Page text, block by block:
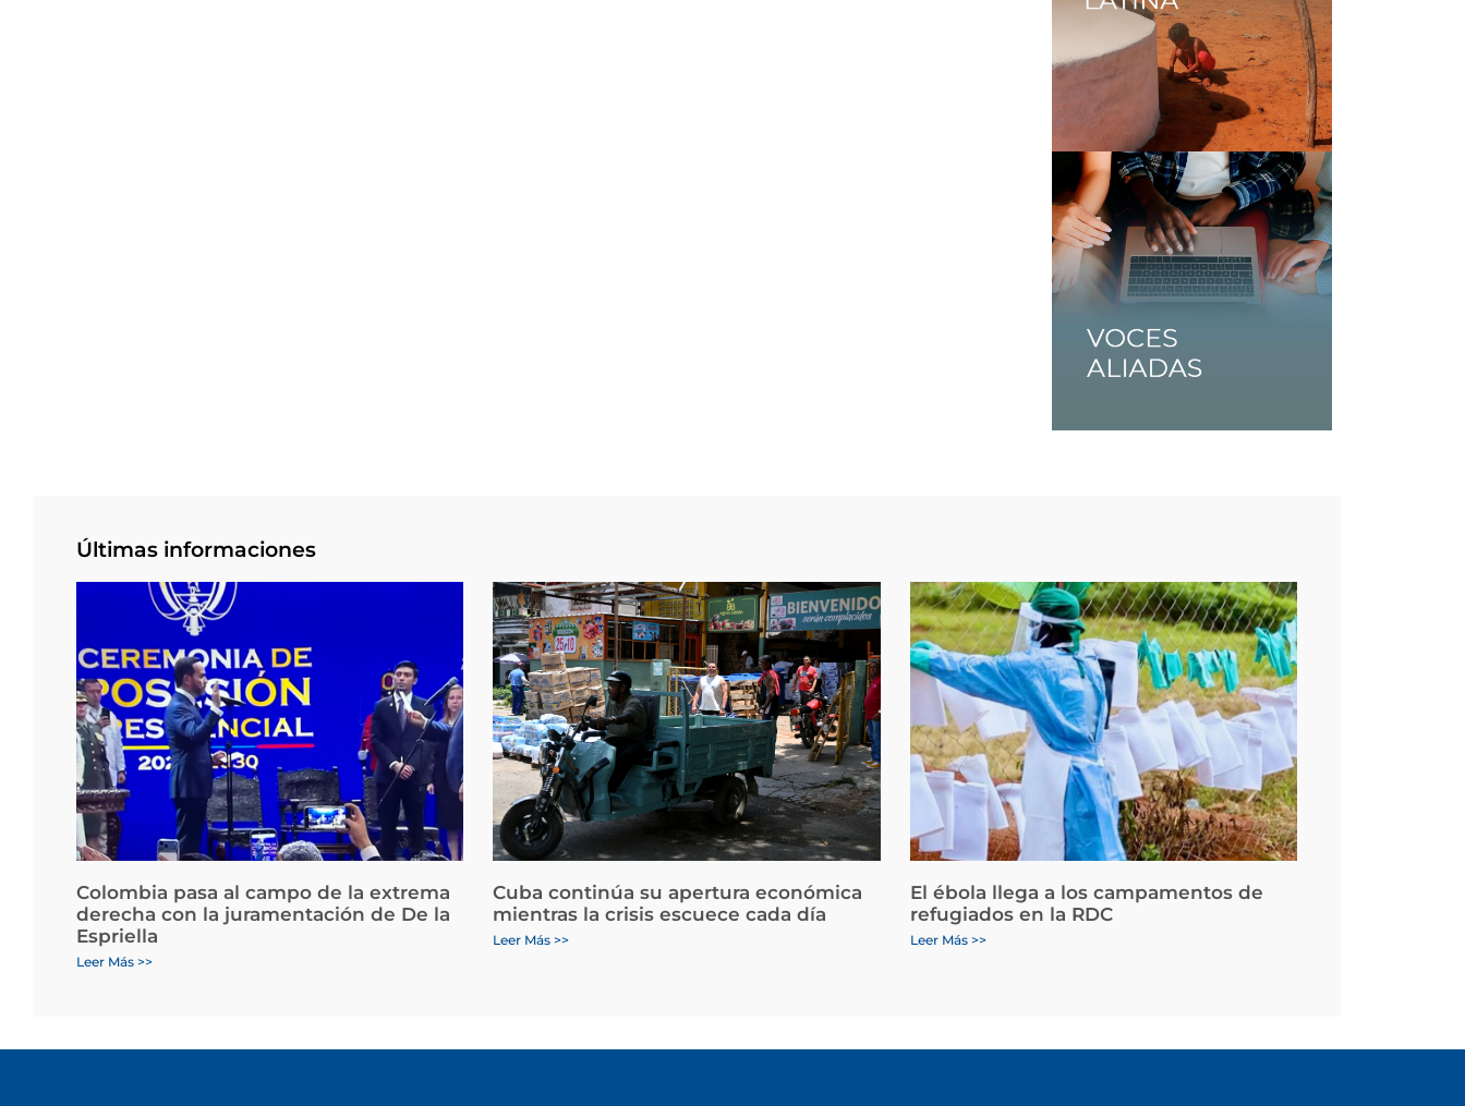
Últimas informaciones
Colombia pasa al campo de la extrema
derecha con la juramentación de De la
Espriella
Leer Más >>
Cuba continúa su apertura económica
mientras la crisis escuece cada día
Leer Más >>
El ébola llega a los campamentos de
refugiados en la RDC
Leer Más >>